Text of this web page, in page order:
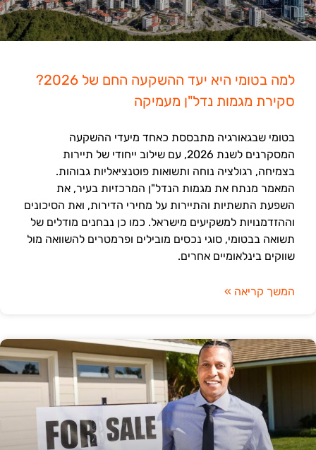
למה בטומי היא יעד ההשקעה החם של 2026?
סקירת מגמות נדל"ן מעמיקה
בטומי שבגאורגיה מתבססת כאחד מיעדי ההשקעה
המסקרנים לשנת 2026, עם שילוב ייחודי של תיירות
בצמיחה, רגולציה נוחה ותשואות פוטנציאליות גבוהות.
המאמר מנתח את מגמות הנדל"ן המרכזיות בעיר, את
השפעת התשתיות והתיירות על מחירי הדירות, ואת הסיכונים
וההזדמנויות למשקיעים מישראל. כמו כן נבחנים מודלים של
תשואה בבטומי, סוגי נכסים מובילים ופרמטרים להשוואה מול
שווקים בינלאומיים אחרים.
המשך קריאה »